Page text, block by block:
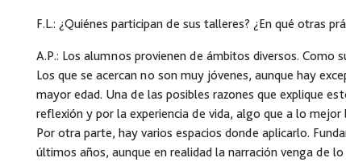
F.L.: ¿Quiénes participan de sus talleres? ¿En qué otras
A.P.: Los alumnos provienen de ámbitos diversos. Como
Los que se acercan no son muy jóvenes, aunque hay
mayor edad. Una de las posibles razones que explique
reflexión y por la experiencia de vida, algo que a lo
Por otra parte, hay varios espacios donde aplicarlo.
últimos años, aunque en realidad la narración venga de